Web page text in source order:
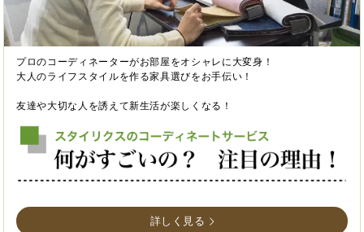
プロのコーディネーターがお部屋をオシャレに大変身！
大人のライフスタイルを作る家具選びをお手伝い！
友達や大切な人を誘えて新生活が楽しくなる！
詳しく見る